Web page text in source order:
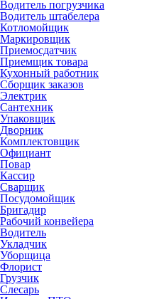
Водитель погрузчика
Водитель штабелера
Котломойщик
Маркировщик
Приемосдатчик
Приемщик товара
Кухонный работник
Сборщик заказов
Электрик
Сантехник
Упаковщик
Дворник
Комплектовщик
Официант
Повар
Кассир
Сварщик
Посудомойщик
Бригадир
Рабочий конвейера
Водитель
Укладчик
Уборщица
Флорист
Грузчик
Слесарь